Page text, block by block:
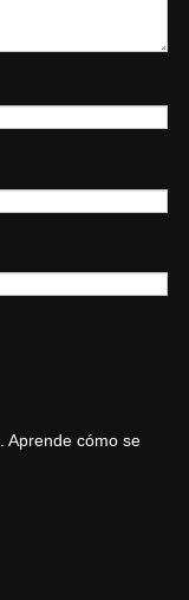
Aprende cómo se